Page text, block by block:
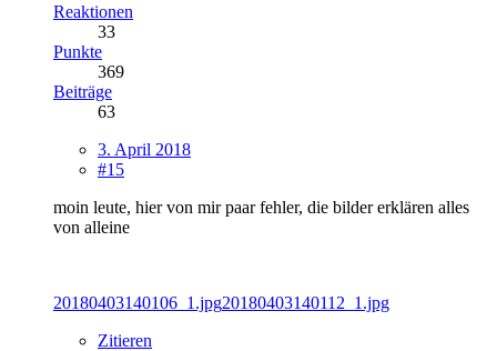
Reaktionen
33
Punkte
369
Beiträge
63
3. April 2018
#15
moin leute, hier von mir paar fehler, die bilder erklären alles
von alleine
20180403140106_1.jpg20180403140112_1.jpg
Zitieren